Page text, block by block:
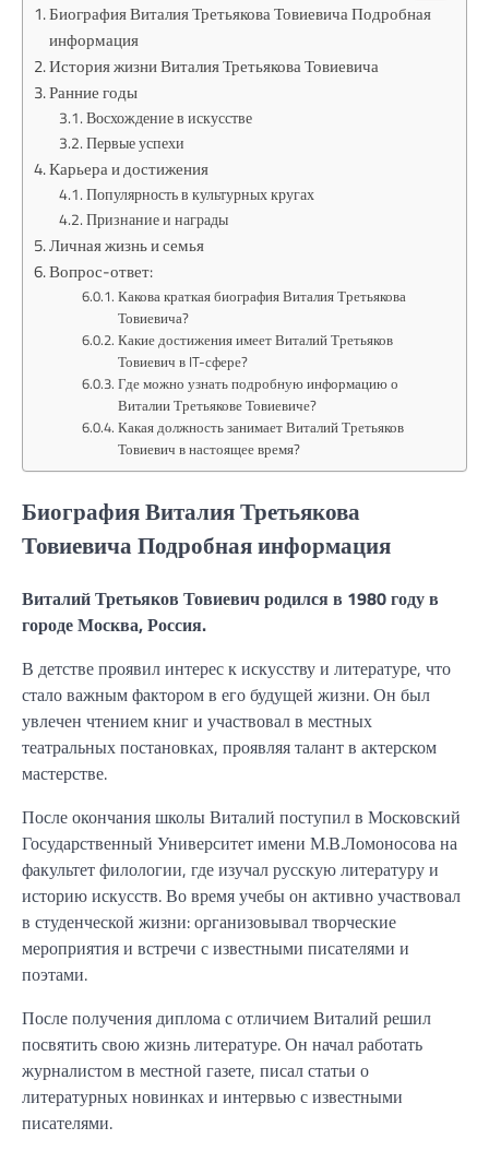
Биография Виталия Третьякова Товиевича Подробная
информация
История жизни Виталия Третьякова Товиевича
Ранние годы
Восхождение в искусстве
Первые успехи
Карьера и достижения
Популярность в культурных кругах
Признание и награды
Личная жизнь и семья
Вопрос-ответ:
Какова краткая биография Виталия Третьякова
Товиевича?
Какие достижения имеет Виталий Третьяков
Товиевич в IT-сфере?
Где можно узнать подробную информацию о
Виталии Третьякове Товиевиче?
Какая должность занимает Виталий Третьяков
Товиевич в настоящее время?
Биография Виталия Третьякова
Товиевича Подробная информация
Виталий Третьяков Товиевич родился в 1980 году в
городе Москва, Россия.
В детстве проявил интерес к искусству и литературе, что
стало важным фактором в его будущей жизни. Он был
увлечен чтением книг и участвовал в местных
театральных постановках, проявляя талант в актерском
мастерстве.
После окончания школы Виталий поступил в Московский
Государственный Университет имени М.В.Ломоносова на
факультет филологии, где изучал русскую литературу и
историю искусств. Во время учебы он активно участвовал
в студенческой жизни: организовывал творческие
мероприятия и встречи с известными писателями и
поэтами.
После получения диплома с отличием Виталий решил
посвятить свою жизнь литературе. Он начал работать
журналистом в местной газете, писал статьи о
литературных новинках и интервью с известными
писателями.